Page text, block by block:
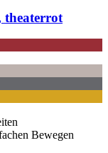
theaterrot
Bewegen